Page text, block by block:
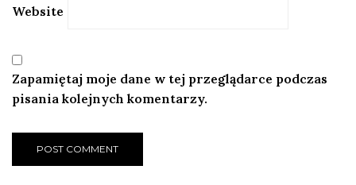
Website
Zapamiętaj moje dane w tej przeglądarce podczas
pisania kolejnych komentarzy.